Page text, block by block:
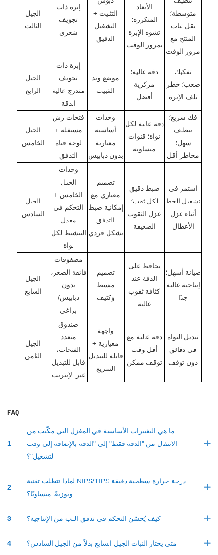
الجيل
الثالث
إبرة ذات
تجويف
شعري
التثبيت +
التشغيل
الدقيق
الأبعاد
المتكررة؛
تشوه الإبرة
بمرور الوقت
متوسطة؛
يقل ثبات
المنتج مع
مرور الوقت
الجيل
الرابع
إبرة ذات
تجويف
متدرج عالية
الدقة
موضع وتد
التثبيت
دقة عالية؛
مركزية
أفضل
تفكيك
صعب؛ خطر
تلف الإبرة
الجيل
الخامس
فتحات رش
مستقلة +
لوحة قناة
التدفق
وحدات
أساسية
معيارية
بدون دبابيس
دقة عالية لكل
نواة؛ قنوات
متساوية
فك سريع؛
تنظيف
سهل؛
مخاطر أقل
الجيل
السادس
وحدات
الجيل
الخامس +
التحكم في
معدل
التنشيط لكل
نواة
تصميم
معياري مع
إمكانية ضبط
التدفق
بشكل فردي
ضبط دقيق
لكل ثقب؛
عزل الثقوب
الضعيفة
استمر في
تشغيل الخط
أثناء عزل
الأعطال
الجيل
السابع
مصفوفات
فائقة الصغر،
بدون
دبابيس/
براغي
تصميم
مبسط
وكثيف
يحافظ على
الدقة عند
كثافة ثقوب
عالية
صيانة أسهل؛
إنتاجية عالية
جدًا
الجيل
الثامن
صندوق
متعدد
الفتحات،
قابل للتبديل
عبر الإنترنت
واجهة
معيارية +
قابلة للتبديل
السريع
دقة عالية مع
أقل وقت
توقف ممكن
تبديل النواة
في دقائق
دون توقف
FAQ
1
ما هي التغييرات الأساسية في المغزل التي مكّنت من
الانتقال من "الدقة فقط" إلى "الدقة بالإضافة إلى وقت
التشغيل"؟
2
لماذا تتطلب تقنية NIPS/TIPS درجة حرارة سطحية دقيقة
وتوزيعًا متساويًا؟
3 كيف يُحسّن التحكم في تدفق اللب من الإنتاجية؟
4 متى يختار النبات الجيل السابع بدلاً من الجيل السادس؟